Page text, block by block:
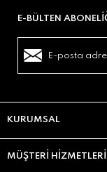
E-BÜLTEN
KURUMSAL
MÜŞTERI HIZMETLERI